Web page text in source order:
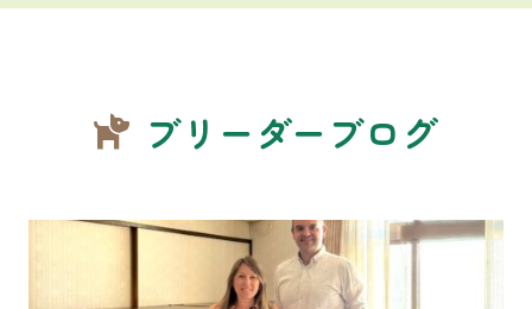
ブリーダーブログ